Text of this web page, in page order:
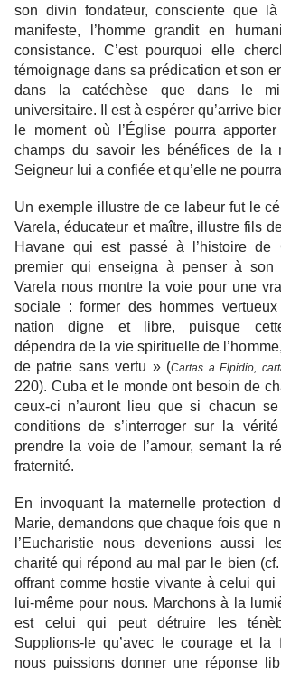
son divin fondateur, consciente que
manifeste, l’homme grandit en
consistance. C’est pourquoi elle
témoignage dans sa prédication et son
dans la catéchèse que dans le
universitaire. Il est à espérer qu’arrive
le moment où l’Église pourra
champs du savoir les bénéfices de la
Seigneur lui a confiée et qu’elle ne
Un exemple illustre de ce labeur fut le
Varela, éducateur et maître, illustre fils
Havane qui est passé à l’histoire de
premier qui enseigna à penser à son
Varela nous montre la voie pour une
sociale : former des hommes
nation digne et libre, puisque cette
dépendra de la vie spirituelle de
de patrie sans vertu » (Cartas a Elpidio,
220). Cuba et le monde ont besoin de
ceux-ci n’auront lieu que si chacun
conditions de s’interroger sur la
prendre la voie de l’amour, semant la
fraternité.
En invoquant la maternelle protection
Marie, demandons que chaque fois que
l’Eucharistie nous devenions aussi
charité qui répond au mal par le bien (cf.
offrant comme hostie vivante à celui qui
lui-même pour nous. Marchons à la
est celui qui peut détruire les
Supplions-le qu’avec le courage et la
nous puissions donner une réponse